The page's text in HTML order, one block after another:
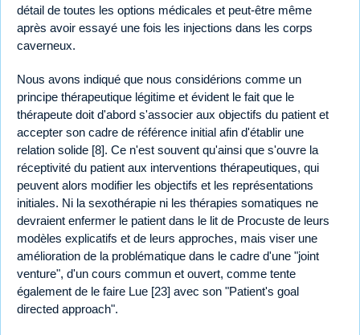
détail de toutes les options médicales et peut-être même
après avoir essayé une fois les injections dans les corps
caverneux.
Nous avons indiqué que nous considérions comme un
principe thérapeutique légitime et évident le fait que le
thérapeute doit d'abord s'associer aux objectifs du patient et
accepter son cadre de référence initial afin d'établir une
relation solide [8]. Ce n'est souvent qu'ainsi que s'ouvre la
réceptivité du patient aux interventions thérapeutiques, qui
peuvent alors modifier les objectifs et les représentations
initiales. Ni la sexothérapie ni les thérapies somatiques ne
devraient enfermer le patient dans le lit de Procuste de leurs
modèles explicatifs et de leurs approches, mais viser une
amélioration de la problématique dans le cadre d'une "joint
venture", d'un cours commun et ouvert, comme tente
également de le faire Lue [23] avec son "Patient's goal
directed approach".